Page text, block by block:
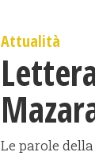
Attualità
Le parole